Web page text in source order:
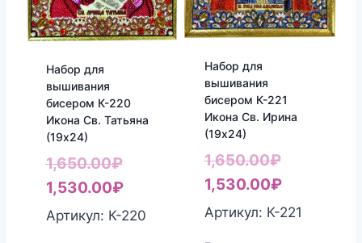
Набор для
вышивания
бисером К-220
Икона Св. Татьяна
(19х24)
1,650.00₽Первоначальная
цена
составляла
1,530.00₽Текущая
цена:
Артикул: К-220
Набор для
вышивания
бисером К-221
Икона Св. Ирина
(19х24)
1,650.00₽
цена
1,530.00₽Текущая
цена:
Артикул: К-221